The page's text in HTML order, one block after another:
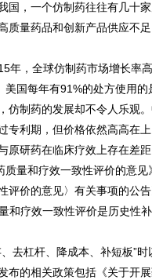
，一个仿制药往往有几十
量药品和创新产品供应不
，全球仿制药市场增长率
国每年有91%的处方使用
仿制药的发展却不令人乐观
利期，但价格依然高高在
研药在临床疗效上存在差距
和疗效一致性评价的意见
评价的意见〉有关事项的公
和疗效一致性评价是历史性
杠杆、降成本、补短板”时
布的相关政策包括《关于开